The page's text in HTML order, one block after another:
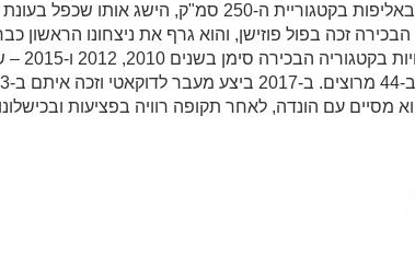
זכה בפול פוזישן, והוא גרף את ניצחונו הראשון
השלישי. את שלוש
מסיים עם הונדה, לאחר תקופה רוויה בפציעות